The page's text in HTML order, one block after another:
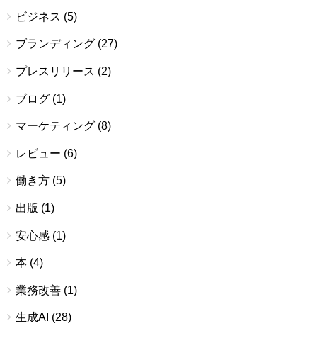
ビジネス (5)
ブランディング (27)
プレスリリース (2)
ブログ (1)
マーケティング (8)
レビュー (6)
働き方 (5)
出版 (1)
安心感 (1)
本 (4)
業務改善 (1)
生成AI (28)